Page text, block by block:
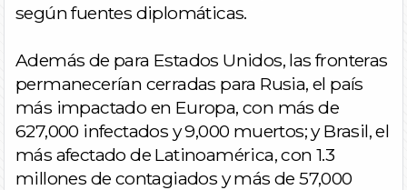
según fuentes diplomáticas.
Además de para Estados Unidos, las fronteras
permanecerían cerradas para Rusia, el país
más impactado en Europa, con más de
627,000 infectados y 9,000 muertos; y Brasil, el
más afectado de Latinoamérica, con 1.3
millones de contagiados y más de 57,000